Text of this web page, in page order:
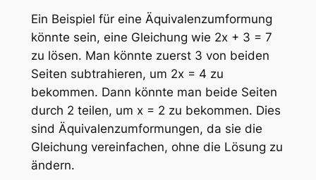
Ein Beispiel für eine Äquivalenzumformung
könnte sein, eine Gleichung wie 2x + 3 = 7
zu lösen. Man könnte zuerst 3 von beiden
Seiten subtrahieren, um 2x = 4 zu
bekommen. Dann könnte man beide Seiten
durch 2 teilen, um x = 2 zu bekommen. Dies
sind Äquivalenzumformungen, da sie die
Gleichung vereinfachen, ohne die Lösung zu
ändern.